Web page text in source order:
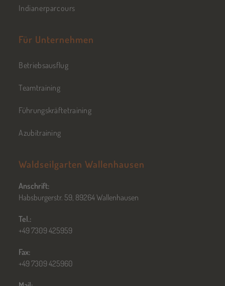
Indianerparcours
Für Unternehmen
Betriebsausflug
Teamtraining
Führungskräftetraining
Azubitraining
Waldseilgarten Wallenhausen
Anschrift:
Habsburgerstr. 59, 89264 Wallenhausen
Tel.:
+49 7309 425959
Fax:
+49 7309 425960